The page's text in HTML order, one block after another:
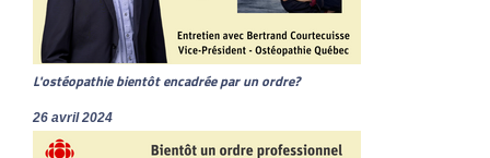
L'ostéopathie bientôt encadrée par un ordre?
26 avril 2024